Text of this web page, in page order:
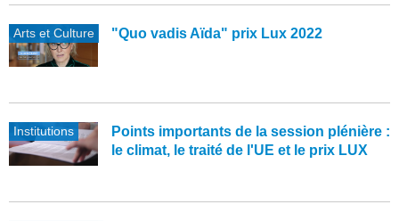
Arts et Culture "Quo vadis Aïda" prix Lux 2022
Institutions
Points importants de la session plénière :
le climat, le traité de l'UE et le prix LUX